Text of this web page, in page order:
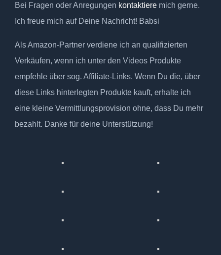
Bei Fragen oder Anregungen kontaktiere mich gerne.
Ich freue mich auf Deine Nachricht! Babsi
Als Amazon-Partner verdiene ich an qualifizierten
Verkäufen, wenn ich unter den Videos Produkte
empfehle über sog. Affiliate-Links. Wenn Du die, über
diese Links hinterlegten Produkte kauft, erhalte ich
eine kleine Vermittlungsprovision ohne, dass Du mehr
bezahlt. Danke für deine Unterstützung!